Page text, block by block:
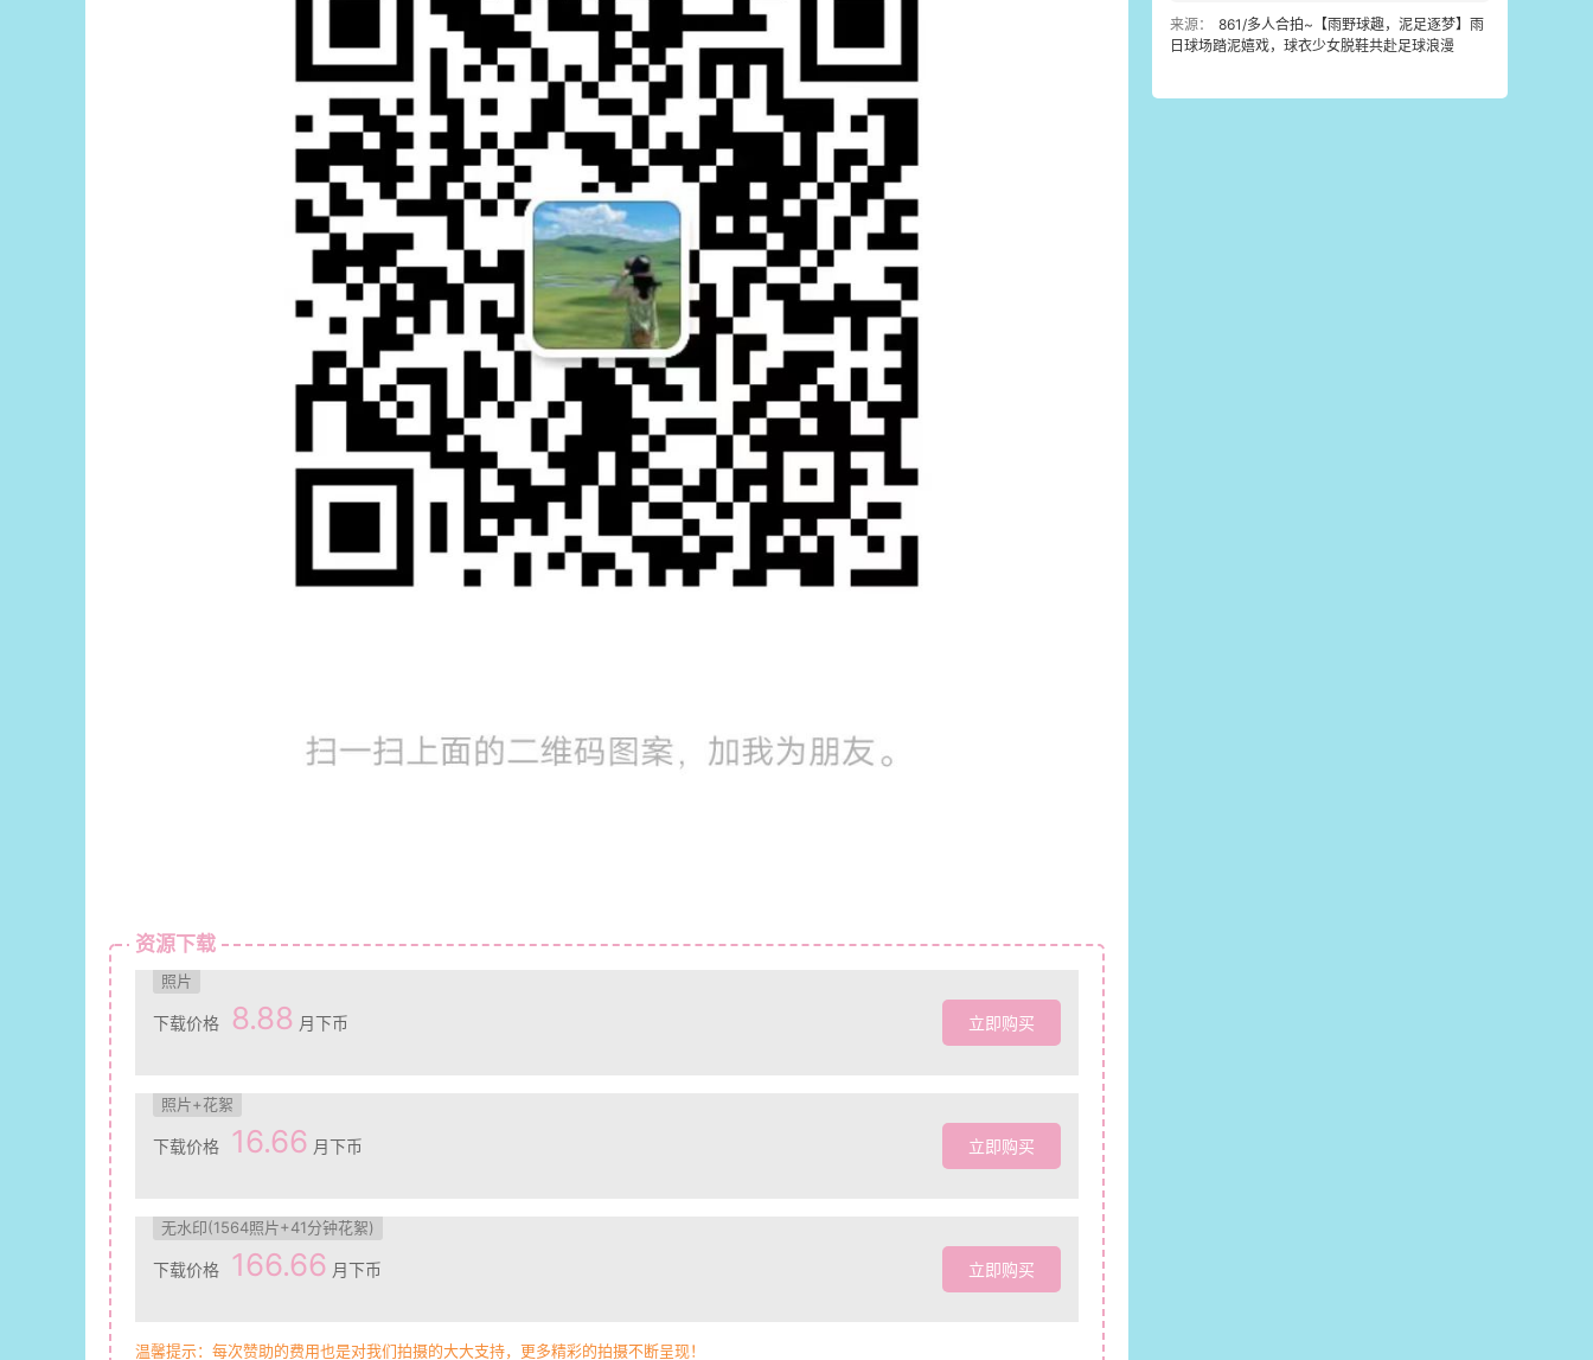
资源下载
照片
下载价格 8.88 月下币 立即购买
照片+花絮
下载价格 16.66 月下币 立即购买
无水印(1564照片+41分钟花絮)
下载价格 166.66 月下币 立即购买
温馨提示：每次赞助的费用也是对我们拍摄的大大支持，更多精彩的拍摄不断呈现！
来源：
861/多人合拍~【雨野球趣，泥足逐梦】雨
日球场踏泥嬉戏，球衣少女脱鞋共赴足球浪漫